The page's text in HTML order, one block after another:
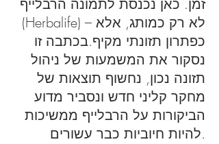
זמן. כאן נכנסת לתמונה הרבלייף
(Herbalife) – לא רק כמותג, אלא
כפתרון תזונתי מקיף.בכתבה זו
נסקור את המשמעות של ניהול
תזונה נכון, נחשוף תוצאות של
מחקר קליני חדש ונסביר מדוע
הביקורות על הרבלייף ממשיכות
להיות חיוביות כבר עשורים.